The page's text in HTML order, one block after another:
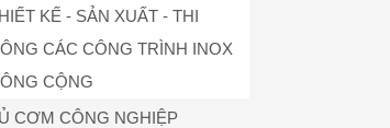
KẾ - SẢN XUẤT - THI
CÁC CÔNG TRÌNH INOX
CỘNG
CƠM CÔNG NGHIỆP